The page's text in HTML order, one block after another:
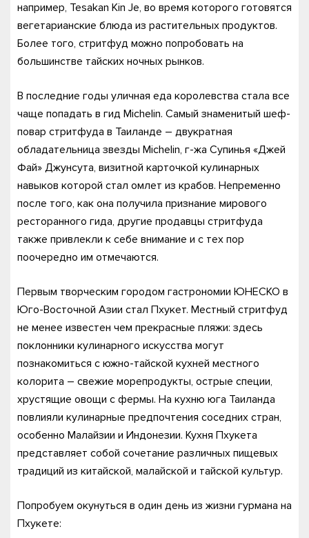
например, Tesakan Kin Je, во время которого готовятся
вегетарианские блюда из растительных продуктов.
Более того, стритфуд можно попробовать на
большинстве тайских ночных рынков.
В последние годы уличная еда королевства стала все
чаще попадать в гид Michelin. Самый знаменитый шеф-
повар стритфуда в Таиланде – двукратная
обладательница звезды Michelin, г-жа Супинья «Джей
Фай» Джунсута, визитной карточкой кулинарных
навыков которой стал омлет из крабов. Непременно
после того, как она получила признание мирового
ресторанного гида, другие продавцы стритфуда
также привлекли к себе внимание и с тех пор
поочередно им отмечаются.
Первым творческим городом гастрономии ЮНЕСКО в
Юго-Восточной Азии стал Пхукет. Местный стритфуд
не менее известен чем прекрасные пляжи: здесь
поклонники кулинарного искусства могут
познакомиться с южно-тайской кухней местного
колорита – свежие морепродукты, острые специи,
хрустящие овощи с фермы. На кухню юга Таиланда
повлияли кулинарные предпочтения соседних стран,
особенно Малайзии и Индонезии. Кухня Пхукета
представляет собой сочетание различных пищевых
традиций из китайской, малайской и тайской культур.
Попробуем окунуться в один день из жизни гурмана на
Пхукете: